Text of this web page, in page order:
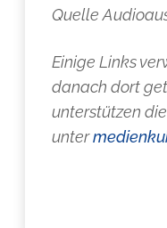
Quelle
Einige Links
danach dort
unterstützen
unter